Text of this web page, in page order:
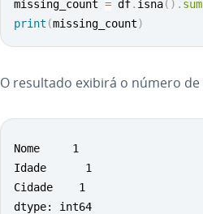
missing_count = df. isna( ) . sum
print (missing_count)
O resultado exibirá o número
Nome     1
Idade      1
Cidade    1
dtype: int64